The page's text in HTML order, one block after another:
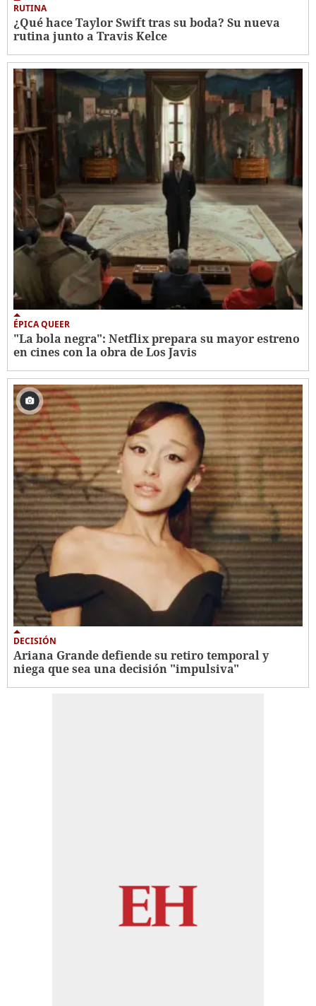
RUTINA
¿Qué hace Taylor Swift tras su boda? Su nueva
rutina junto a Travis Kelce
ÉPICA QUEER
"La bola negra": Netflix prepara su mayor estreno
en cines con la obra de Los Javis
DECISIÓN
Ariana Grande defiende su retiro temporal y
niega que sea una decisión "impulsiva"